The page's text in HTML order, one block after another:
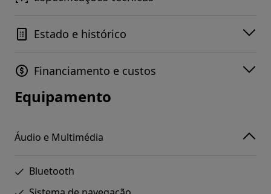
Estado e histórico
Financiamento e custos
Equipamento
Áudio e Multimédia
Bluetooth